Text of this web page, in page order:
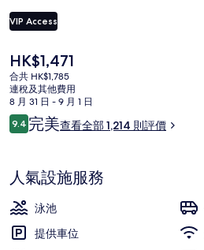
VIP Access
現
價
HK$1,471
HK$1,471
合共 HK$1,785
連稅及其他費用
8 月 31 日 - 9 月 1 日
評
價
9.49.4 分，滿分 10 分，
完美查看全部 1,214 則評價
人氣設施服務
泳池
提供車位